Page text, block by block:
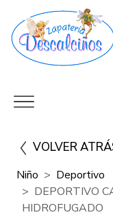
VOLVER
Niño
Deportivo
DEPORTIVO
HIDROFUGADO